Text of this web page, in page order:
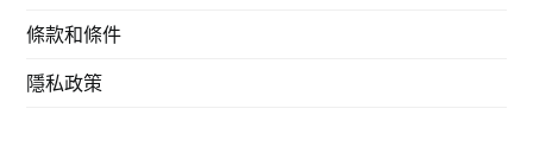
條款和條件
隱私政策